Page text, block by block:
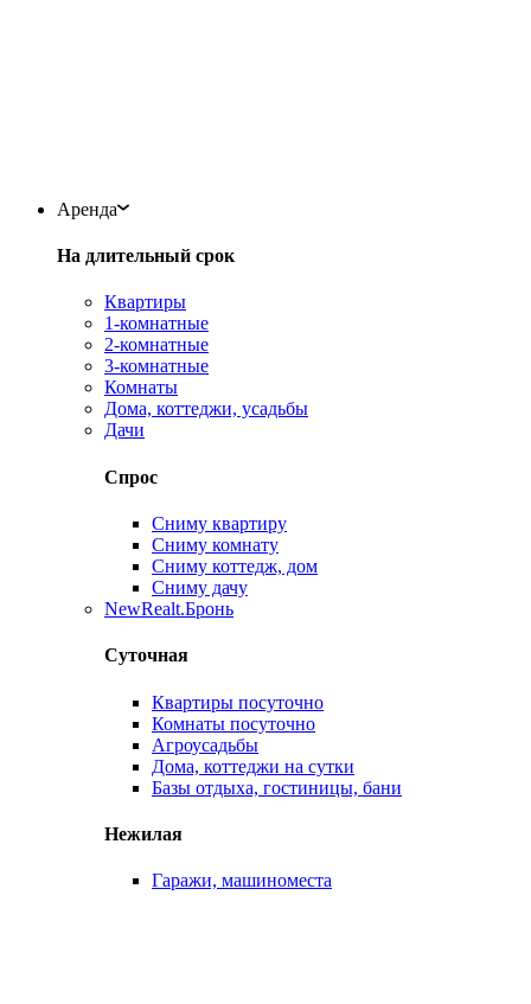
Аренда
На длительный срок
Квартиры
1-комнатные
2-комнатные
3-комнатные
Комнаты
Дома, коттеджи, усадьбы
Дачи
Спрос
Сниму квартиру
Сниму комнату
Сниму коттедж, дом
Сниму дачу
NewRealt.Бронь
Суточная
Квартиры посуточно
Комнаты посуточно
Агроусадьбы
Дома, коттеджи на сутки
Базы отдыха, гостиницы, бани
Нежилая
Гаражи, машиноместа